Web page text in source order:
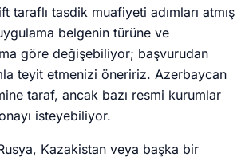
taraflı tasdik muafiyeti adımları atmış
belgenin türüne ve
göre değişebiliyor; başvurudan
teyit etmenizi öneririz. Azerbaycan
taraf, ancak bazı resmi kurumlar
isteyebiliyor.
Kazakistan veya başka bir